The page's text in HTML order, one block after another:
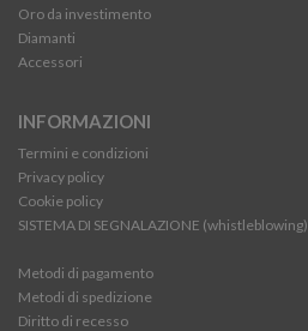
Oro da investimento
Diamanti
Accessori
INFORMAZIONI
Termini e condizioni
Privacy policy
Cookie policy
SISTEMA DI SEGNALAZIONE (whistleblowing)
Metodi di pagamento
Metodi di spedizione
Diritto di recesso